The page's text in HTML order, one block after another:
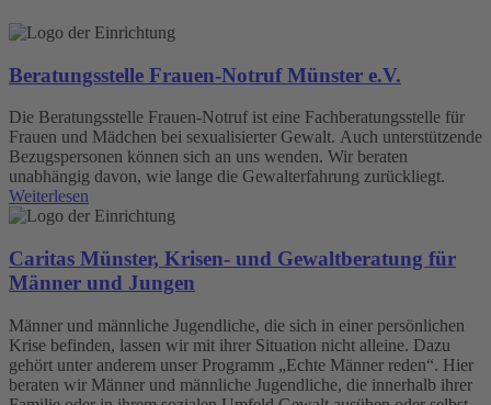
Beratungsstelle Frauen-Notruf Münster e.V.
Die Beratungsstelle Frauen-Notruf ist eine Fachberatungsstelle für
Frauen und Mädchen bei sexualisierter Gewalt. Auch unterstützende
Bezugspersonen können sich an uns wenden. Wir beraten
unabhängig davon, wie lange die Gewalterfahrung zurückliegt.
Weiterlesen
Caritas Münster, Krisen- und Gewaltberatung für
Männer und Jungen
Männer und männliche Jugendliche, die sich in einer persönlichen
Krise befinden, lassen wir mit ihrer Situation nicht alleine. Dazu
gehört unter anderem unser Programm „Echte Männer reden“. Hier
beraten wir Männer und männliche Jugendliche, die innerhalb ihrer